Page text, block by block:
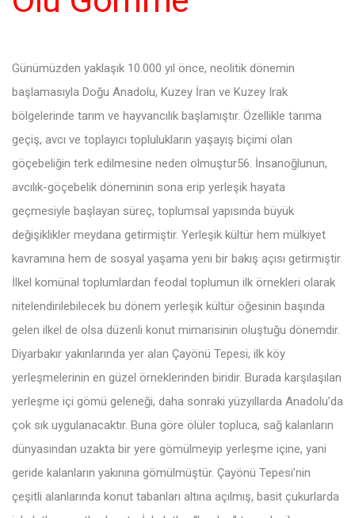
Günümüzden yaklaşık 10.000 yıl önce, neolitik dönemin
başlamasıyla Doğu Anadolu, Kuzey İran ve Kuzey Irak
bölgelerinde tarım ve hayvancılık başlamıştır. Özellikle tarıma
geçiş, avcı ve toplayıcı toplulukların yaşayış biçimi olan
göçebeliğin terk edilmesine neden olmuştur56. İnsanoğlunun,
avcılık-göçebelik döneminin sona erip yerleşik hayata
geçmesiyle başlayan süreç, toplumsal yapısında büyük
değişiklikler meydana getirmiştir. Yerleşik kültür hem mülkiyet
kavramına hem de sosyal yaşama yeni bir bakış açısı getirmiştir.
İlkel komünal toplumlardan feodal toplumun ilk örnekleri olarak
nitelendirilebilecek bu dönem yerleşik kültür öğesinin başında
gelen ilkel de olsa düzenli konut mimarisinin oluştuğu dönemdir.
Diyarbakır yakınlarında yer alan Çayönü Tepesi, ilk köy
yerleşmelerinin en güzel örneklerinden biridir. Burada karşılaşılan
yerleşme içi gömü geleneği, daha sonraki yüzyıllarda Anadolu’da
çok sık uygulanacaktır. Buna göre ölüler topluca, sağ kalanların
dünyasından uzakta bir yere gömülmeyip yerleşme içine, yani
geride kalanların yakınına gömülmüştür. Çayönü Tepesi’nin
çeşitli alanlarında konut tabanları altına açılmış, basit çukurlarda